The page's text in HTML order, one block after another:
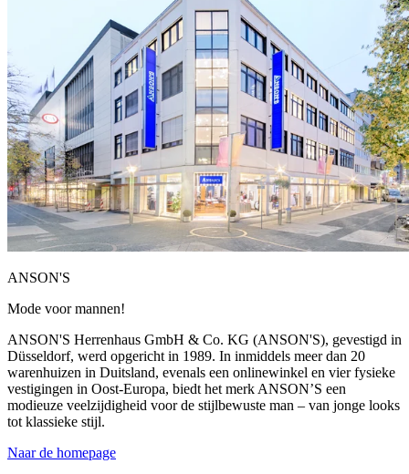
ANSON'S
Mode voor mannen!
ANSON'S Herrenhaus GmbH & Co. KG (ANSON'S), gevestigd in
Düsseldorf, werd opgericht in 1989. In inmiddels meer dan 20
warenhuizen in Duitsland, evenals een onlinewinkel en vier fysieke
vestigingen in Oost-Europa, biedt het merk ANSON’S een
modieuze veelzijdigheid voor de stijlbewuste man – van jonge looks
tot klassieke stijl.
Naar de homepage